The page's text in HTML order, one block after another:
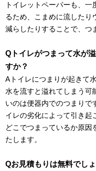
トイレットペーパーも、
るため、こまめに流したり
減らしたりすることで、つ
Qトイレがつまって水が
すか？
Aトイレにつまりが起きて
水を流すと溢れてしまう可
いのは便器内でのつまりで
イレの劣化によって引き起
どこでつまっているか原因
たします。
Qお見積もりは無料でし